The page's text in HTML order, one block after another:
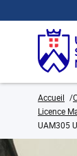
Accueil
Licence
UAM305